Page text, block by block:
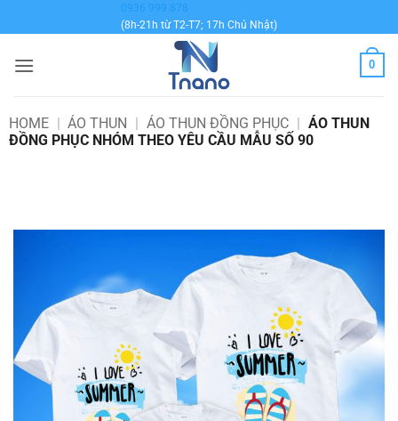
qua
dung
0936 999 878
(8h-21h từ T2-T7; 17h Chủ Nhật)
0
HOME | ÁO THUN | ÁO THUN ĐỒNG PHỤC | ÁO THUN
ĐỒNG PHỤC NHÓM THEO YÊU CẦU MẪU SỐ 90